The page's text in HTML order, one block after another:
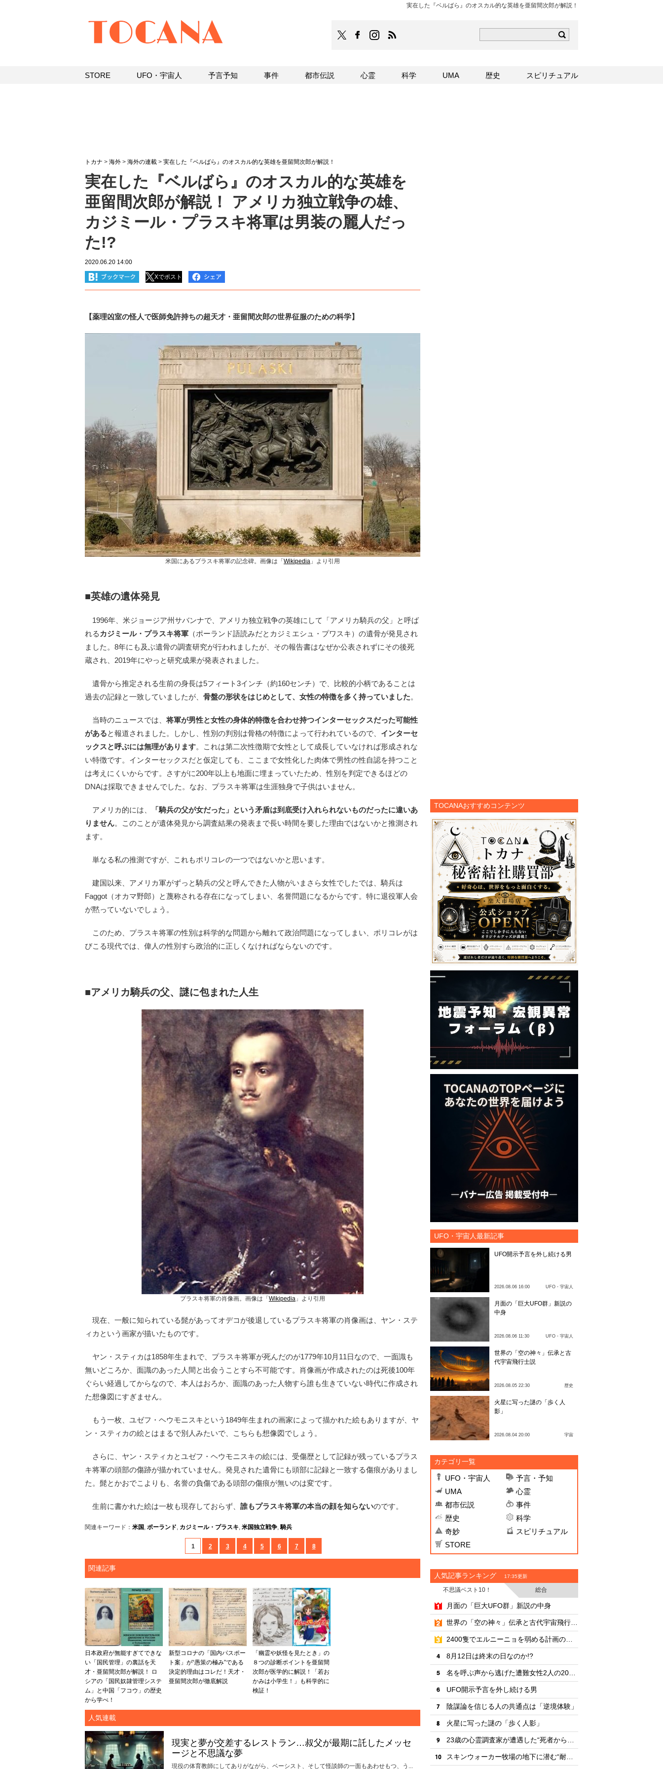
実在した『ベルばら』のオスカル的な英雄を亜留間次郎が解説！
TOCANAのFacebookはこちら
TOCANAのinstagramはこちら
トカナ > 海外 > 海外の連載 > 実在した『ベルばら』のオスカル的な英雄を亜留間次郎が解説！
実在した『ベルばら』のオスカル的な英雄を
亜留間次郎が解説！ アメリカ独立戦争の雄、
カジミール・プラスキ将軍は男装の麗人だっ
た!?
2020.06.20 14:00
Xでポスト
【薬理凶室の怪人で医師免許持ちの超天才・亜留間次郎の世界征服のための科学】
米国にあるプラスキ将軍の記念碑。画像は「 Wikipedia 」より引用
■英雄の遺体発見
1996年、米ジョージア州サバンナで、アメリカ独立戦争の英雄にして「アメリカ騎兵の父」と呼ば
れる カジミール・プラスキ将軍 （ポーランド語読みだとカジミエシュ・プワスキ）の遺骨が発見され
ました。8年にも及ぶ遺骨の調査研究が行われましたが、その報告書はなぜか公表されずにその後死
蔵され、2019年にやっと研究成果が発表されました。
遺骨から推定される生前の身長は5フィート3インチ（約160センチ）で、比較的小柄であることは
過去の記録と一致していましたが、 骨盤の形状をはじめとして、女性の特徴を多く持っていました。
当時のニュースでは、将軍が男性と女性の身体的特徴を合わせ持つインターセックスだった可能性
があると報道されました。しかし、性別の判別は骨格の特徴によって行われているので、 インターセ
ックスと呼ぶには無理があります。これは第二次性徴期で女性として成長していなければ形成されな
い特徴です。インターセックスだと仮定しても、ここまで女性化した肉体で男性の性自認を持つこと
は考えにくいからです。さすがに200年以上も地面に埋まっていたため、性別を判定できるほどの
DNAは採取できませんでした。なお、プラスキ将軍は生涯独身で子供はいません。
アメリカ的には、
「騎兵の父が女だった」という矛盾は到底受け入れられないものだったに違いあ
りません。このことが遺体発見から調査結果の発表まで長い時間を要した理由ではないかと推測され
ます。
単なる私の推測ですが、これもポリコレの一つではないかと思います。
建国以来、アメリカ軍がずっと騎兵の父と呼んできた人物がいまさら女性でしたでは、騎兵は
Faggot（オカマ野郎）と蔑称される存在になってしまい、名誉問題になるからです。特に退役軍人会
が黙っていないでしょう。
このため、プラスキ将軍の性別は科学的な問題から離れて政治問題になってしまい、ポリコレがは
びこる現代では、偉人の性別すら政治的に正しくなければならないのです。
■アメリカ騎兵の父、謎に包まれた人生
プラスキ将軍の肖像画。画像は「 Wikipedia 」より引用
現在、一般に知られている髭があってオデコが後退しているプラスキ将軍の肖像画は、ヤン・ステ
ィカという画家が描いたものです。
ヤン・スティカは1858年生まれで、プラスキ将軍が死んだのが1779年10月11日なので、一面識も
無いどころか、面識のあった人間と出会うことすら不可能です。肖像画が作成されたのは死後100年
ぐらい経過してからなので、本人はおろか、面識のあった人物すら誰も生きていない時代に作成され
た想像図にすぎません。
もう一枚、ユゼフ・ヘウモニスキという1849年生まれの画家によって描かれた絵もありますが、ヤ
ン・スティカの絵とはまるで別人みたいで、こちらも想像図でしょう。
さらに、ヤン・スティカとユゼフ・ヘウモニスキの絵には、受傷歴として記録が残っているプラス
キ将軍の頭部の傷跡が描かれていません。発見された遺骨にも頭部に記録と一致する傷痕がありまし
た。髭とかおでこよりも、名誉の負傷である頭部の傷痕が無いのは変です。
生前に書かれた絵は一枚も現存しておらず、 誰もプラスキ将軍の本当の顔を知らないのです。
関連キーワード： 米国 , ポーランド, カジミール・プラスキ, 米国独立戦争,騎兵
1 2 3 4 5 6 7 8
関連記事
日本政府が無能すぎてできな
い「国民管理」の裏話を天
才・亜留間次郎が解説！ ロ
シアの「国民奴隷管理システ
ム」と中国「フコウ」の歴史
から学べ！
新型コロナの「国内パスポー
ト案」が“愚策の極み”である
決定的理由はコレだ！天才・
亜留間次郎が徹底解説
「幽霊や妖怪を見たとき」の
８つの診断ポイントを亜留間
次郎が医学的に解説！「若お
かみは小学生！」も科学的に
検証！
人気連載
現実と夢が交差するレストラン…叔父が最期に託したメッセ
ージと不思議な夢
現役の体育教師にしてありがながら、ベーシスト、そして怪談師の一面もあわせもつ、う...
TOCANAおすすめコンテンツ
UFO・宇宙人最新記事
UFO開示予言を外し続ける男
2026.08.06 16:00 UFO・宇宙人
月面の「巨大UFO群」新説の
中身
2026.08.06 11:30 UFO・宇宙人
世界の「空の神々」伝承と古
代宇宙飛行士説
2026.08.05 22:30 歴史
火星に写った謎の「歩く人
影」
2026.08.04 20:00 宇宙
カテゴリ一覧
UFO・宇宙人
予言・予知
UMA
心霊
都市伝説
事件
歴史
科学
奇妙
スピリチュアル
STORE
人気記事ランキング 17:35更新
不思議ベスト10！
総合
・
月面の「巨大UFO群」新説の中身
・
・
・
8月12日は終末の日なのか!?
・
・
UFO開示予言を外し続ける男
・
陰謀論を信じる人の共通点は「逆境体験」
・
火星に写った謎の「歩く人影」
・
・
STORE UFO・宇宙人 予言予知 事件 都市伝説 心霊 科学 UMA 歴史 スピリチュアル